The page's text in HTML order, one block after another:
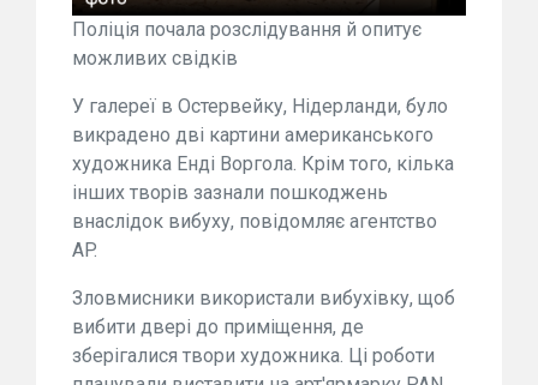
Поліція почала розслідування й опитує
можливих свідків
У галереї в Остервейку, Нідерланди, було
викрадено дві картини американського
художника Енді Воргола. Крім того, кілька
інших творів зазнали пошкоджень
внаслідок вибуху, повідомляє агентство
AP.
Зловмисники використали вибухівку, щоб
вибити двері до приміщення, де
зберігалися твори художника. Ці роботи